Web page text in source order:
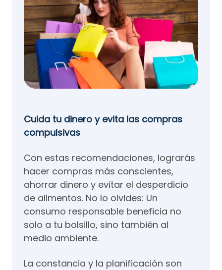
Cuida tu dinero y evita las compras
compulsivas
Con estas recomendaciones, lograrás
hacer compras más conscientes,
ahorrar dinero y evitar el desperdicio
de alimentos. No lo olvides: Un
consumo responsable beneficia no
solo a tu bolsillo, sino también al
medio ambiente.
La constancia y la planificación son